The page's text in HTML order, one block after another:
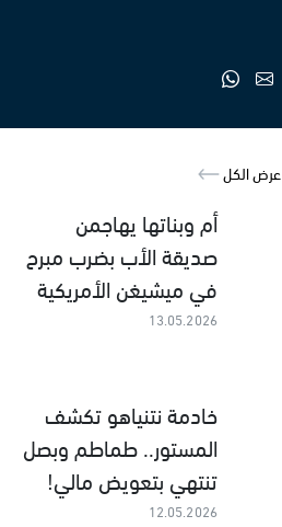
عرض الكل
أم وبناتها يهاجمن
صديقة الأب بضرب مبرح
في ميشيغن الأمريكية
13.05.2026
خادمة نتنياهو تكشف
المستور.. طماطم وبصل
تنتهي بتعويض مالي!
12.05.2026